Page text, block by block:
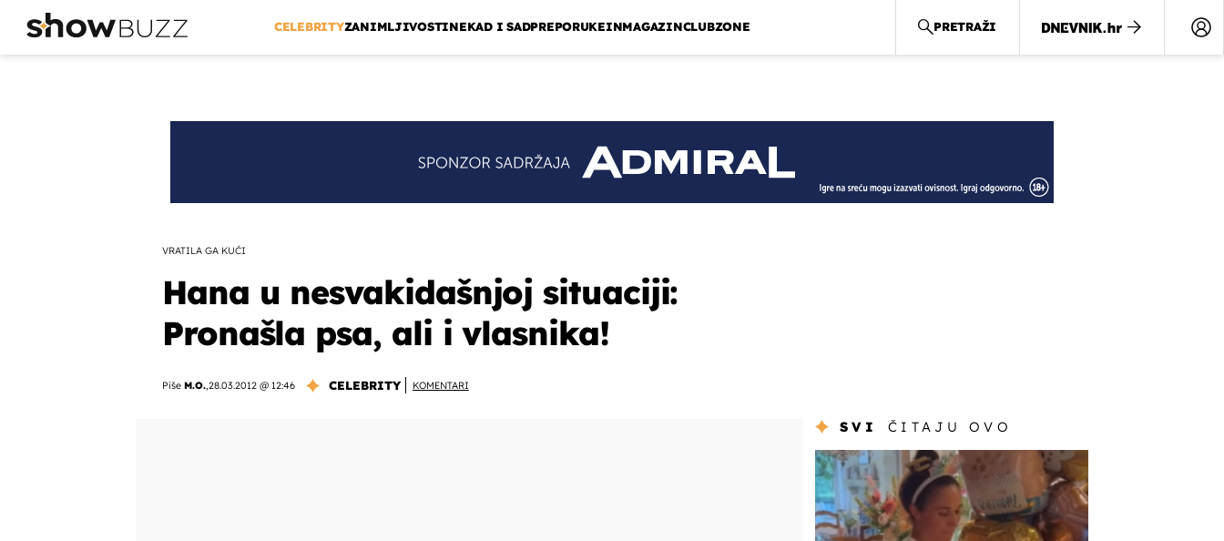
CELEBRITYZANIMLJIVOSTINEKAD I SADPREPORUKEINMAGAZINCLUBZONE PRETRAŽI
VRATILA GA KUĆI
Hana u nesvakidašnjoj situaciji:
Pronašla psa, ali i vlasnika!
Piše M.O.,28.03.2012 @ 12:46 CELEBRITY KOMENTARI
SVI ČITAJU OVO